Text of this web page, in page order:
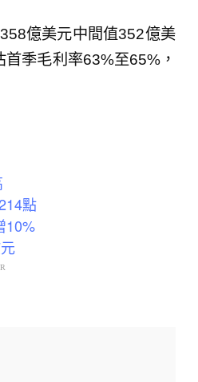
億美元中間值352億美
季毛利率63%至65%，
點
10%